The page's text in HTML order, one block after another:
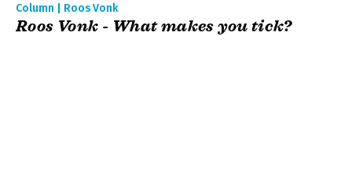
Column | Roos Vonk
Roos Vonk - What makes you tick?